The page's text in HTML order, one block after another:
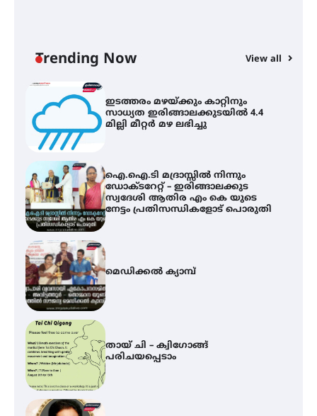
Trending Now View all
ഐ.ഐ.ടി മദ്രാസ്സിൽ നിന്നും
ഡോക്ടറേറ്റ് – ഇരിങ്ങാലക്കുട
സ്വദേശി ആതിര എം കെ യുടെ
നേട്ടം പ്രതിസന്ധികളോട് പൊരുതി
മെഡിക്കൽ ക്യാമ്പ്
തായ് ചി – ക്വിഗോങ്ങ്
പരിചയപ്പെടാം
തേലപ്പിളളി പാറേമൽ വറീത്
തോമാസ് (69) അന്തരിച്ചു